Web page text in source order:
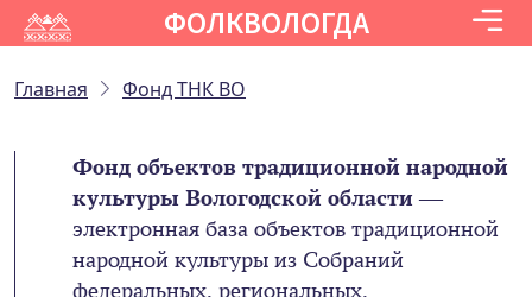
ФОЛКВОЛОГДА
Главная Фонд ТНК ВО
Фонд объектов традиционной народной
культуры Вологодской области—
электронная база объектов традиционной
народной культуры из Собраний
федеральных, региональных,